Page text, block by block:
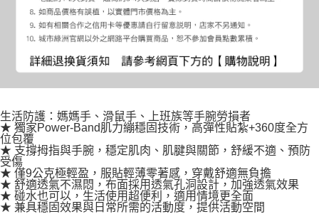
生活防護：媽媽手、滑鼠手、上班族等手腕勞損者
★ 獨家Power-Band肌力繃穩固技術，高彈性貼紮+360度全方
位包覆
★ 支撐拇指與手腕，穩定肌肉、肌腱與關節，舒緩不適、預防
受傷
★ 僅9公克極輕盈，服貼輕薄零著感，穿戴舒適無負擔
★ 舒適透氣不濕悶，布面採用透氣孔洞設計，加強透氣效果
★ 碰水也可以，生活使用超便利，適用情境更全面
★ 兼具穩固效果與日常所需的活動度，提供活動空間